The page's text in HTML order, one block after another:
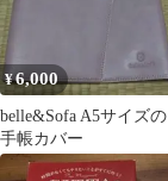
¥6,000
belle&Sofa A5サイズの
手帳カバー